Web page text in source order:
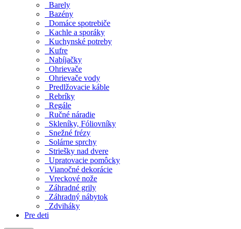
Barely
Bazény
Domáce spotrebiče
Kachle a sporáky
Kuchynské potreby
Kufre
Nabíjačky
Ohrievače
Ohrievače vody
Predlžovacie káble
Rebríky
Regále
Ručné náradie
Skleníky, Fóliovníky
Snežné frézy
Solárne sprchy
Striešky nad dvere
Upratovacie pomôcky
Vianočné dekorácie
Vreckové nože
Záhradné grily
Záhradný nábytok
Zdviháky
Pre deti